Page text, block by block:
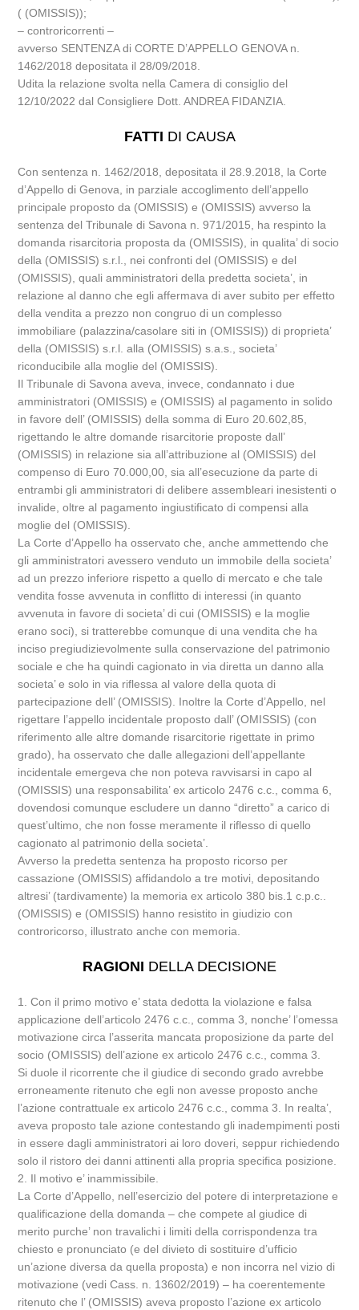
( (OMISSIS));
– controricorrenti –
avverso SENTENZA di CORTE D’APPELLO GENOVA n.
1462/2018 depositata il 28/09/2018.
Udita la relazione svolta nella Camera di consiglio del
12/10/2022 dal Consigliere Dott. ANDREA FIDANZIA.
FATTI DI CAUSA
Con sentenza n. 1462/2018, depositata il 28.9.2018, la Corte
d’Appello di Genova, in parziale accoglimento dell’appello
principale proposto da (OMISSIS) e (OMISSIS) avverso la
sentenza del Tribunale di Savona n. 971/2015, ha respinto la
domanda risarcitoria proposta da (OMISSIS), in qualita’ di socio
della (OMISSIS) s.r.l., nei confronti del (OMISSIS) e del
(OMISSIS), quali amministratori della predetta societa’, in
relazione al danno che egli affermava di aver subito per effetto
della vendita a prezzo non congruo di un complesso
immobiliare (palazzina/casolare siti in (OMISSIS)) di proprieta’
della (OMISSIS) s.r.l. alla (OMISSIS) s.a.s., societa’
riconducibile alla moglie del (OMISSIS).
Il Tribunale di Savona aveva, invece, condannato i due
amministratori (OMISSIS) e (OMISSIS) al pagamento in solido
in favore dell’ (OMISSIS) della somma di Euro 20.602,85,
rigettando le altre domande risarcitorie proposte dall’
(OMISSIS) in relazione sia all’attribuzione al (OMISSIS) del
compenso di Euro 70.000,00, sia all’esecuzione da parte di
entrambi gli amministratori di delibere assembleari inesistenti o
invalide, oltre al pagamento ingiustificato di compensi alla
moglie del (OMISSIS).
La Corte d’Appello ha osservato che, anche ammettendo che
gli amministratori avessero venduto un immobile della societa’
ad un prezzo inferiore rispetto a quello di mercato e che tale
vendita fosse avvenuta in conflitto di interessi (in quanto
avvenuta in favore di societa’ di cui (OMISSIS) e la moglie
erano soci), si tratterebbe comunque di una vendita che ha
inciso pregiudizievolmente sulla conservazione del patrimonio
sociale e che ha quindi cagionato in via diretta un danno alla
societa’ e solo in via riflessa al valore della quota di
partecipazione dell’ (OMISSIS). Inoltre la Corte d’Appello, nel
rigettare l’appello incidentale proposto dall’ (OMISSIS) (con
riferimento alle altre domande risarcitorie rigettate in primo
grado), ha osservato che dalle allegazioni dell’appellante
incidentale emergeva che non poteva ravvisarsi in capo al
(OMISSIS) una responsabilita’ ex articolo 2476 c.c., comma 6,
dovendosi comunque escludere un danno “diretto” a carico di
quest’ultimo, che non fosse meramente il riflesso di quello
cagionato al patrimonio della societa’.
Avverso la predetta sentenza ha proposto ricorso per
cassazione (OMISSIS) affidandolo a tre motivi, depositando
altresi’ (tardivamente) la memoria ex articolo 380 bis.1 c.p.c..
(OMISSIS) e (OMISSIS) hanno resistito in giudizio con
controricorso, illustrato anche con memoria.
RAGIONI DELLA DECISIONE
1. Con il primo motivo e’ stata dedotta la violazione e falsa
applicazione dell’articolo 2476 c.c., comma 3, nonche’ l’omessa
motivazione circa l’asserita mancata proposizione da parte del
socio (OMISSIS) dell’azione ex articolo 2476 c.c., comma 3.
Si duole il ricorrente che il giudice di secondo grado avrebbe
erroneamente ritenuto che egli non avesse proposto anche
l’azione contrattuale ex articolo 2476 c.c., comma 3. In realta’,
aveva proposto tale azione contestando gli inadempimenti posti
in essere dagli amministratori ai loro doveri, seppur richiedendo
solo il ristoro dei danni attinenti alla propria specifica posizione.
2. Il motivo e’ inammissibile.
La Corte d’Appello, nell’esercizio del potere di interpretazione e
qualificazione della domanda – che compete al giudice di
merito purche’ non travalichi i limiti della corrispondenza tra
chiesto e pronunciato (e del divieto di sostituire d’ufficio
un’azione diversa da quella proposta) e non incorra nel vizio di
motivazione (vedi Cass. n. 13602/2019) – ha coerentemente
ritenuto che l’ (OMISSIS) aveva proposto l’azione ex articolo